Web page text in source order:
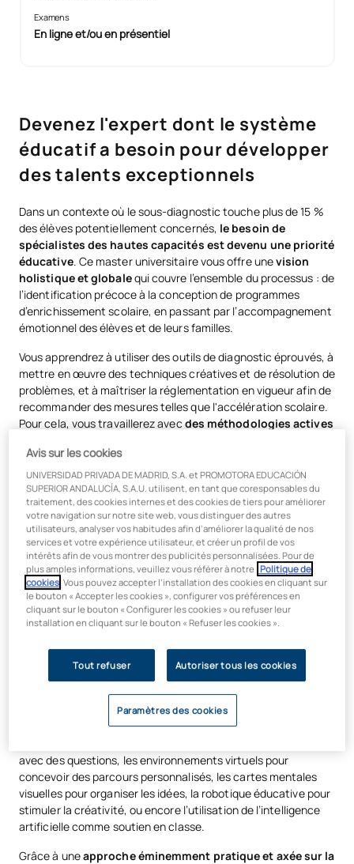
Examens
En ligne et/ou en présentiel
Devenez l'expert dont le système
éducatif a besoin pour développer
des talents exceptionnels
Dans un contexte où le sous-diagnostic touche plus de 15 %
des élèves potentiellement concernés, le besoin de
spécialistes des hautes capacités est devenu une priorité
éducative. Ce master universitaire vous offre unevision
holistique et globalequi couvre l’ensemble du processus : de
l’identification précoce à la conception de programmes
d’enrichissement scolaire, en passant par l’accompagnement
émotionnel des élèves et de leurs familles.
Vous apprendrez à utiliser des outils de diagnostic éprouvés, à
mettre en œuvre des techniques créatives et de résolution de
problèmes, et à maîtriser la réglementation en vigueur afin de
recommander des mesures telles que l'accélération scolaire.
Pour cela, vous travaillerez avecdes méthodologies actives
Classe inversée (Flipped Classroom) :l’élève étudie les
contenus chez lui à son rythme, et le temps passé en
classe est consacré à répondre aux questions, à
approfondir les connaissances et à relever des défis.
Apprentissage par la maîtrise (Mastery Learning) :
l’élève ne passe pas à la suite tant qu’il n’a pas démontré
qu’il a réellement compris le sujet (par exemple, avec un
taux de réussite de 90 %), ce qui permet de condenser les
contenus et d’accélérer l’apprentissage.
Apprentissage en équipe (Team-Based Learning) :
élèves travaillent en équipe pour résoudre des problèmes
complexes, ce qui permet à l’élève surdoué de diriger, de
débattre et d’enseigner à ses camarades.
Vous découvrirez égalementdes outils technologiques clés
qui vous aideront à personnaliser l’enseignement de manière
avec des questions, les environnements virtuels pour
concevoir des parcours personnalisés, les cartes mentales
visuelles pour organiser les idées, la robotique éducative pour
stimuler la créativité, ou encore l’utilisation de l’intelligence
artificielle comme soutien en classe.
Grâce à uneapproche éminemment pratique et axée sur la
Avis sur les cookies
UNIVERSIDAD PRIVADA DE MADRID, S.A. et PROMOTORA EDUCACIÓN
SUPERIOR ANDALUCÍA, S.A.U. utilisent, en tant que coresponsables du
traitement, des cookies internes et des cookies de tiers pour améliorer
votre navigation sur notre site web, vous distinguer des autres
utilisateurs, analyser vos habitudes afin d’améliorer la qualité de nos
services et votre expérience utilisateur, et créer un profil de vos
intérêts afin de vous montrer des publicités personnalisées. Pour de
plus amples informations, veuillez vous référer à notre Politique de
cookies . Vous pouvez accepter l’installation des cookies en cliquant sur
le bouton « Accepter les cookies », configurer vos préférences en
cliquant sur le bouton « Configurer les cookies » ou refuser leur
installation en cliquant sur le bouton « Refuser les cookies ».
Tout refuser Autoriser tous les cookies
Paramètres des cookies